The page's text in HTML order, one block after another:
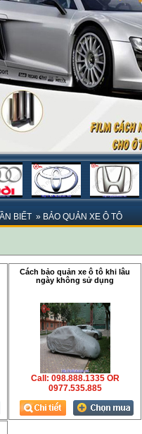
BIẾT » BẢO QUẢN XE Ô TÔ
Cách bảo quản xe ô tô khi lâu
ngày không sử dụng
Call: 098.888.1335 OR
0977.535.885